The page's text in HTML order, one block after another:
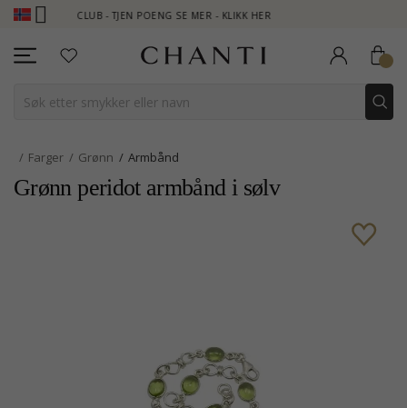
CLUB - TJEN POENG SE MER - KLIKK HER
Farger Grønn Armbånd
Grønn peridot armbånd i sølv